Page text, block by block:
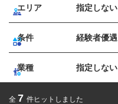
エリア 指定しない
条件 経験者優遇
業種 指定しない
全 7 件ヒットしました